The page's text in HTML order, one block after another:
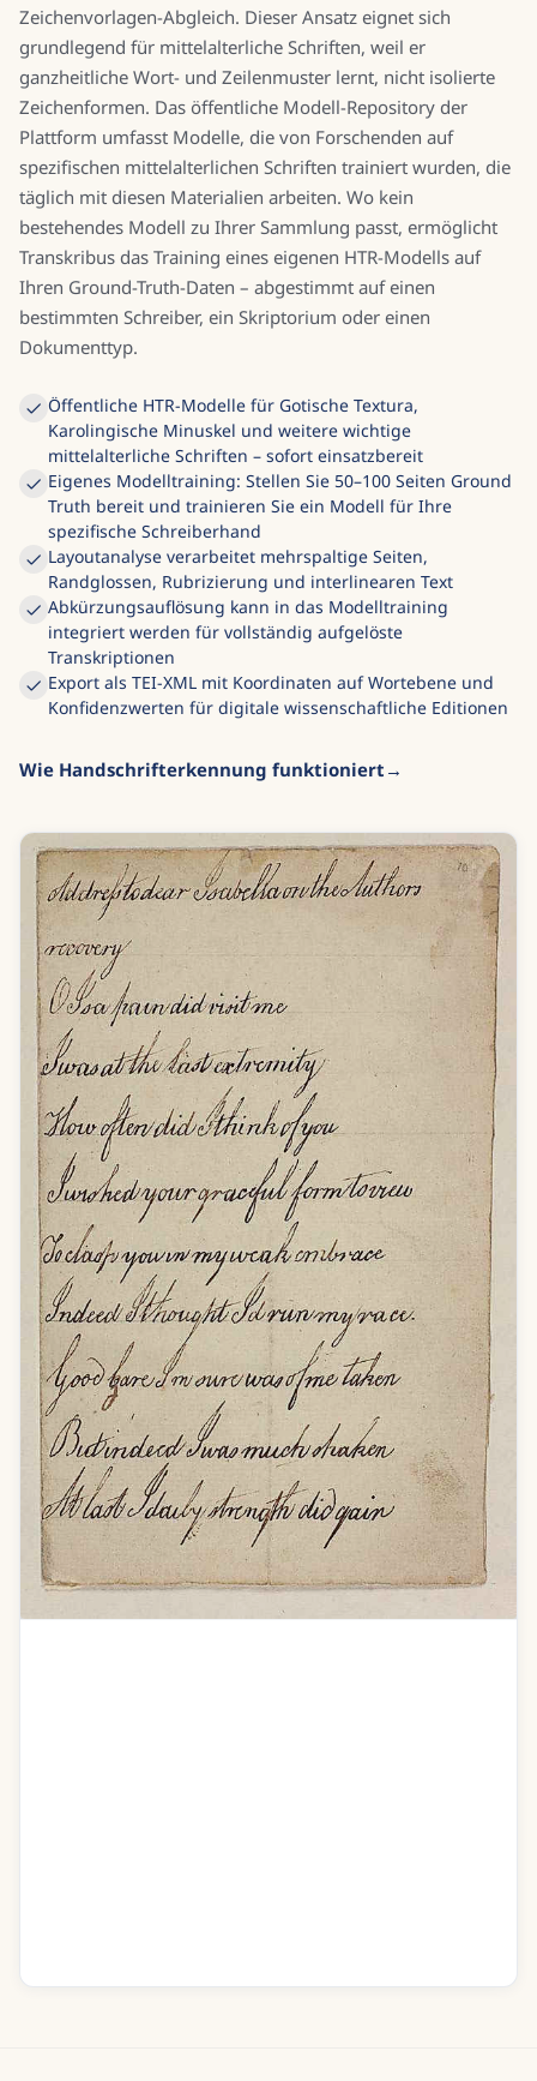
Zeichenvorlagen-Abgleich. Dieser Ansatz eignet sich
grundlegend für mittelalterliche Schriften, weil er
ganzheitliche Wort- und Zeilenmuster lernt, nicht isolierte
Zeichenformen. Das öffentliche Modell-Repository der
Plattform umfasst Modelle, die von Forschenden auf
spezifischen mittelalterlichen Schriften trainiert wurden, die
täglich mit diesen Materialien arbeiten. Wo kein
bestehendes Modell zu Ihrer Sammlung passt, ermöglicht
Transkribus das Training eines eigenen HTR-Modells auf
Ihren Ground-Truth-Daten – abgestimmt auf einen
bestimmten Schreiber, ein Skriptorium oder einen
Dokumenttyp.
Öffentliche HTR-Modelle für Gotische Textura,
Karolingische Minuskel und weitere wichtige
mittelalterliche Schriften – sofort einsatzbereit
Eigenes Modelltraining: Stellen Sie 50–100 Seiten Ground
Truth bereit und trainieren Sie ein Modell für Ihre
spezifische Schreiberhand
Layoutanalyse verarbeitet mehrspaltige Seiten,
Randglossen, Rubrizierung und interlinearen Text
Abkürzungsauflösung kann in das Modelltraining
integriert werden für vollständig aufgelöste
Transkriptionen
Export als TEI-XML mit Koordinaten auf Wortebene und
Konfidenzwerten für digitale wissenschaftliche Editionen
Wie Handschrifterkennung funktioniert